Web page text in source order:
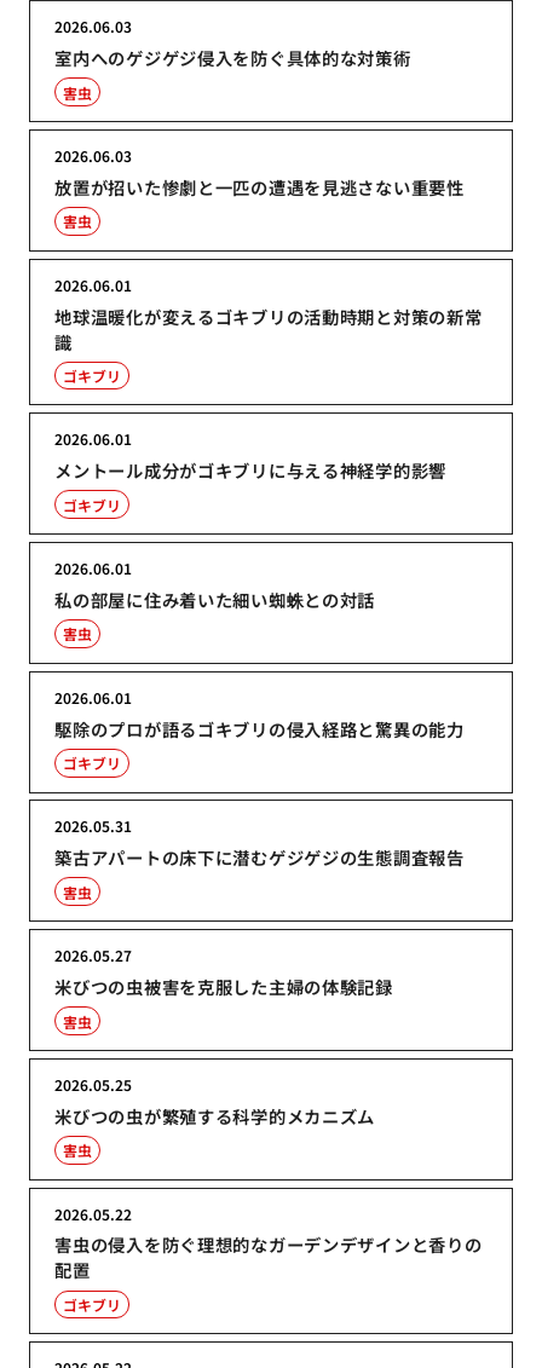
室内へのゲジゲジ侵入を防ぐ具体的な対策術
2026.06.03
害虫
放置が招いた惨劇と一匹の遭遇を見逃さない重要性
2026.06.03
害虫
地球温暖化が変えるゴキブリの活動時期と対策の新常
識
2026.06.01
ゴキブリ
メントール成分がゴキブリに与える神経学的影響
2026.06.01
ゴキブリ
私の部屋に住み着いた細い蜘蛛との対話
2026.06.01
害虫
駆除のプロが語るゴキブリの侵入経路と驚異の能力
2026.06.01
ゴキブリ
築古アパートの床下に潜むゲジゲジの生態調査報告
2026.05.31
害虫
米びつの虫被害を克服した主婦の体験記録
2026.05.27
害虫
米びつの虫が繁殖する科学的メカニズム
2026.05.25
害虫
害虫の侵入を防ぐ理想的なガーデンデザインと香りの
配置
2026.05.22
ゴキブリ